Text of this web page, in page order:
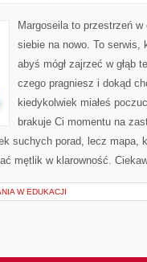
Margoseila to przestrzeń
siebie na nowo. To serwis,
abyś mógł zajrzeć w głąb
czego pragniesz i dokąd
kiedykolwiek miałeś
brakuje Ci momentu na
suchych porad, lecz mapa,
mętlik w klarowność.
W EDUKACJI